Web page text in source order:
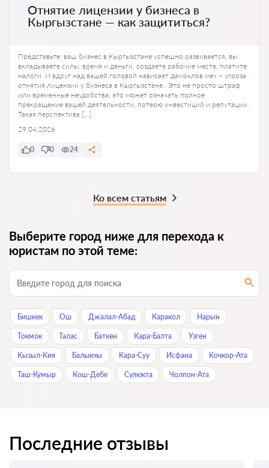
Отнятие лицензии у бизнеса в
Кыргызстане — как защититься?
Представьте: ваш бизнес в Кыргызстане успешно развивается, вы
вкладываете силы, время и деньги, создаете рабочие места, платите
налоги. И вдруг над вашей головой нависает дамоклов меч – угроза
отнятия лицензии у бизнеса в Кыргызстане . Это не просто штраф
или временные неудобства; это может означать полное
прекращение вашей деятельности, потерю инвестиций и репутации.
Такая перспектива […]
29.04.2026
0 0 24
Ко всем статьям
Выберите город ниже для перехода к
юристам по этой теме:
Бишкек Ош Джалал-Абад Каракол Нарын
Токмок Талас Баткен Кара-Балта Узген
Кызыл-Кия Балыкчы Кара-Суу Исфана Кочкор-Ата
Таш-Кумыр Кош-Дебе Сулюкта Чолпон-Ата
Последние отзывы